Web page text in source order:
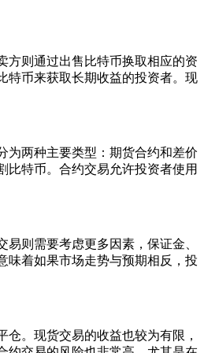
方则通过出售比特币换取相应的资
特币来获取长期收益的投资者。现
为两种主要类型：期货合约和差价
比特币。合约交易允许投资者使用
则需要考虑更多因素，保证金、
味着如果市场走势与预期相反，投
。现货交易的收益也较为有限，